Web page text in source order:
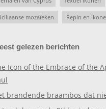
mozaïeken Repin en
gelezen berichten
Icon of the Embrace of the
brandende braambos dat